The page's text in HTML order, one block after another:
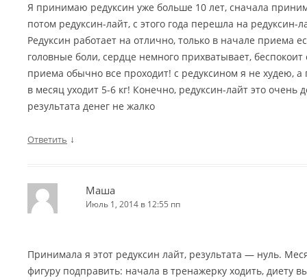
Я принимаю редуксин уже больше 10 лет, сначала
потом редуксин-лайт, с этого года перешла на редуксин-
Редуксин работает на отлично, только в начале приема
головные боли, сердце немного прихватывает, беспокоит
приема обычно все проходит! с редуксином я не худею,
в месяц уходит 5-6 кг! Конечно, редуксин-лайт это очень
результата денег не жалко
Ответить ↓
Маша
Июль 1, 2014 в 12:55 пп
Принимала я этот редуксин лайт, результата — нуль.
фигуру подправить: начала в тренажерку ходить, диету